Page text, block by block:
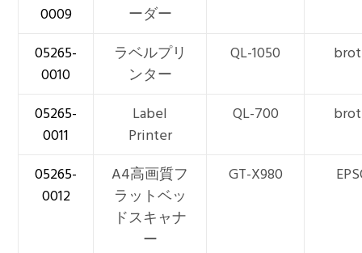
0009
ーダー
05265-
0010
ラベルプリ
ンター
QL-1050
05265-
0011
Label
Printer
QL-700
05265-
0012
A4高画質フ
ラットベッ
ドスキャナ
ー
GT-X980